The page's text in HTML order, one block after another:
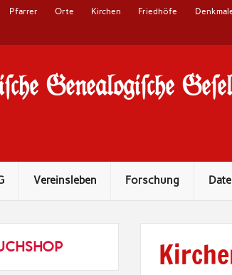
Pfarrer Orte Kirchen Friedhöfe
Genealogi#che
Vereinsleben Forschung